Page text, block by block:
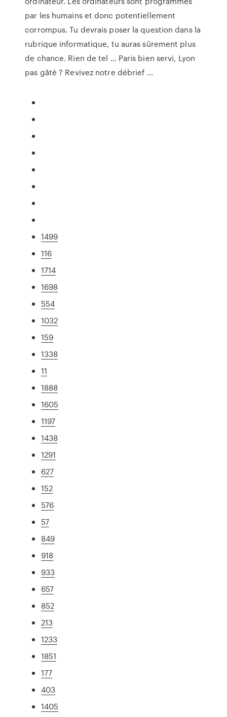
par les humains et donc potentiellement
corrompus. Tu devrais poser la question dans la
rubrique informatique, tu auras sûrement plus
de chance. Rien de tel … Paris bien servi, Lyon
pas gâté ? Revivez notre débrief ...
1499
116
1714
1698
554
1032
159
1338
11
1888
1605
1197
1438
1291
627
152
576
57
849
918
933
657
852
213
1233
1851
177
403
1405